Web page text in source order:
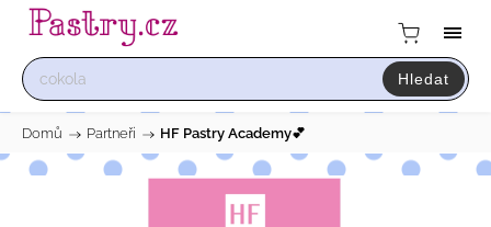
Hledat
Domů / Partneři / HF Pastry Academy💕